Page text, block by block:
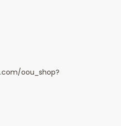
oou_shop?